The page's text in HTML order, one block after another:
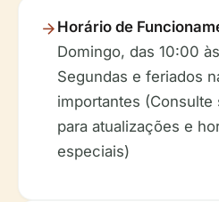
Horário de
Domingo, das 10:00
Segundas e feriados
importantes (Consulte
para atualizações e
especiais)